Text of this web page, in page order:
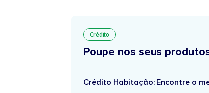
Crédito
Poupe nos seus
Crédito Habitação: Encontre o